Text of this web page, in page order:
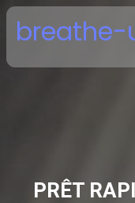
Skip
content
breathe-
PRÊT